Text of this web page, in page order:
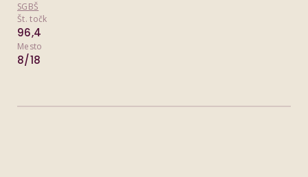
SGBŠ
Št. točk
96,4
Mesto
8/18